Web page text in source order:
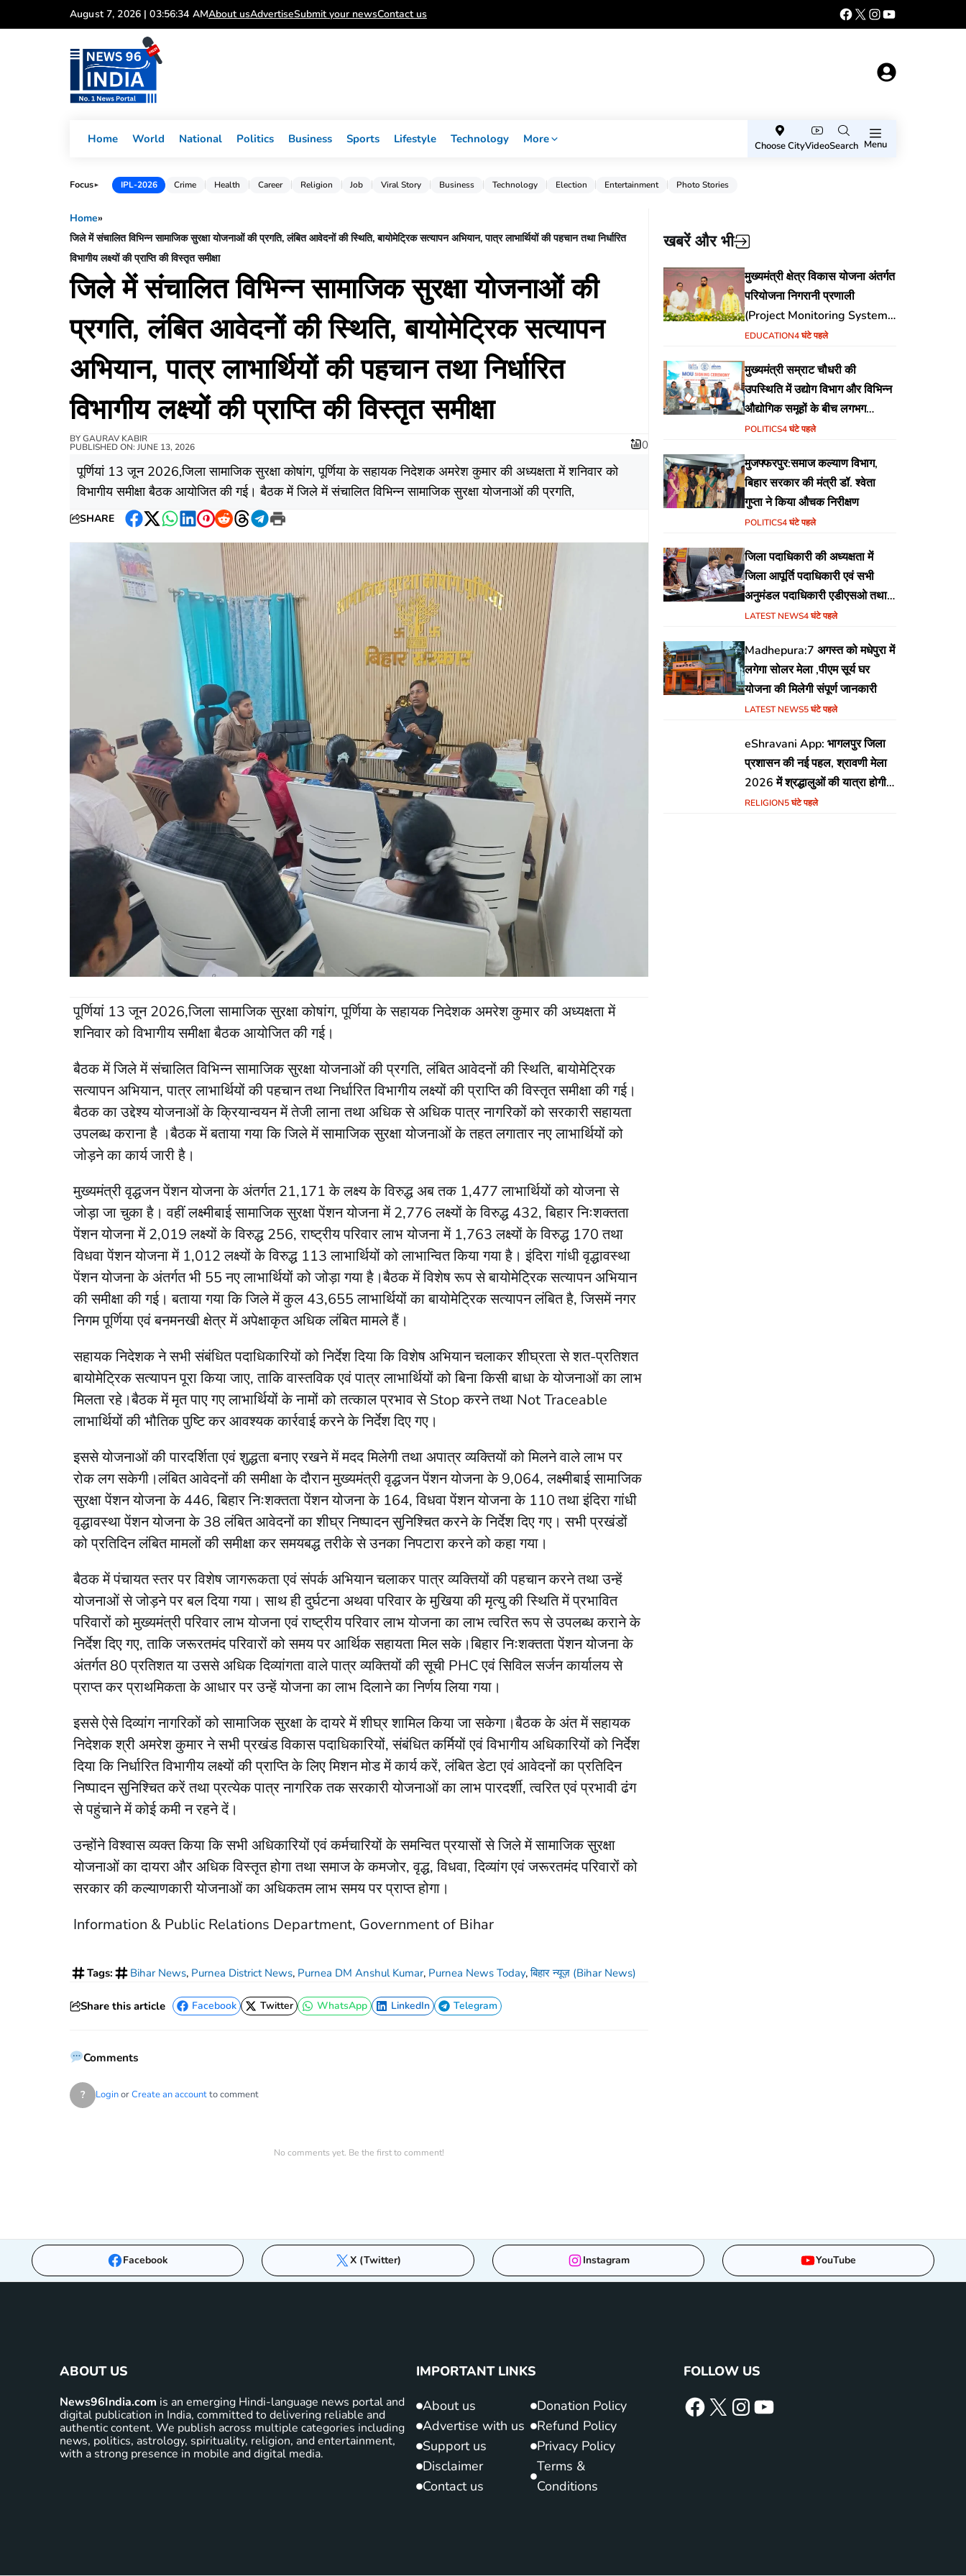
to
August 7, 2026 | 03:56:35 AMAbout usAdvertiseSubmit your newsContact us
Home World National Politics Business Sports Lifestyle Technology More
Choose CityVideoSearch Menu
Focus► IPL-2026 Crime Health Career Religion Job Viral Story Business Technology Election Entertainment Photo Stories
Home»
जिले में संचालित विभिन्न सामाजिक सुरक्षा योजनाओं की प्रगति, लंबित आवेदनों की स्थिति, बायोमेट्रिक सत्यापन अभियान, पात्र लाभार्थियों की पहचान तथा निर्धारित
विभागीय लक्ष्यों की प्राप्ति की विस्तृत समीक्षा
जिले में संचालित विभिन्न सामाजिक सुरक्षा योजनाओं की
प्रगति, लंबित आवेदनों की स्थिति, बायोमेट्रिक सत्यापन
अभियान, पात्र लाभार्थियों की पहचान तथा निर्धारित
विभागीय लक्ष्यों की प्राप्ति की विस्तृत समीक्षा
BYGAURAV KABIR
PUBLISHED ON: JUNE 13, 2026 0
पूर्णियां 13 जून 2026,जिला सामाजिक सुरक्षा कोषांग, पूर्णिया के सहायक निदेशक अमरेश कुमार की अध्यक्षता में शनिवार को
विभागीय समीक्षा बैठक आयोजित की गई। बैठक में जिले में संचालित विभिन्न सामाजिक सुरक्षा योजनाओं की प्रगति,
SHARE
Facebook
Twitter
WhatsApp
LinkedIn
Pinterest
RedditThreads
Telegram
Print
पूर्णियां 13 जून 2026,जिला सामाजिक सुरक्षा कोषांग, पूर्णिया के सहायक निदेशक अमरेश कुमार की अध्यक्षता में
शनिवार को विभागीय समीक्षा बैठक आयोजित की गई।
बैठक में जिले में संचालित विभिन्न सामाजिक सुरक्षा योजनाओं की प्रगति, लंबित आवेदनों की स्थिति, बायोमेट्रिक
सत्यापन अभियान, पात्र लाभार्थियों की पहचान तथा निर्धारित विभागीय लक्ष्यों की प्राप्ति की विस्तृत समीक्षा की गई।
बैठक का उद्देश्य योजनाओं के क्रियान्वयन में तेजी लाना तथा अधिक से अधिक पात्र नागरिकों को सरकारी सहायता
उपलब्ध कराना है ।बैठक में बताया गया कि जिले में सामाजिक सुरक्षा योजनाओं के तहत लगातार नए लाभार्थियों को
जोड़ने का कार्य जारी है।
मुख्यमंत्री वृद्धजन पेंशन योजना के अंतर्गत 21,171 के लक्ष्य के विरुद्ध अब तक 1,477 लाभार्थियों को योजना से
जोड़ा जा चुका है। वहीं लक्ष्मीबाई सामाजिक सुरक्षा पेंशन योजना में 2,776 लक्ष्यों के विरुद्ध 432, बिहार निःशक्तता
पेंशन योजना में 2,019 लक्ष्यों के विरुद्ध 256, राष्ट्रीय परिवार लाभ योजना में 1,763 लक्ष्यों के विरुद्ध 170 तथा
विधवा पेंशन योजना में 1,012 लक्ष्यों के विरुद्ध 113 लाभार्थियों को लाभान्वित किया गया है। इंदिरा गांधी वृद्धावस्था
पेंशन योजना के अंतर्गत भी 55 नए लाभार्थियों को जोड़ा गया है।बैठक में विशेष रूप से बायोमेट्रिक सत्यापन अभियान
की समीक्षा की गई। बताया गया कि जिले में कुल 43,655 लाभार्थियों का बायोमेट्रिक सत्यापन लंबित है, जिसमें नगर
निगम पूर्णिया एवं बनमनखी क्षेत्र में अपेक्षाकृत अधिक लंबित मामले हैं।
सहायक निदेशक ने सभी संबंधित पदाधिकारियों को निर्देश दिया कि विशेष अभियान चलाकर शीघ्रता से शत-प्रतिशत
बायोमेट्रिक सत्यापन पूरा किया जाए, ताकि वास्तविक एवं पात्र लाभार्थियों को बिना किसी बाधा के योजनाओं का लाभ
मिलता रहे।बैठक में मृत पाए गए लाभार्थियों के नामों को तत्काल प्रभाव से Stop करने तथा Not Traceable
लाभार्थियों की भौतिक पुष्टि कर आवश्यक कार्रवाई करने के निर्देश दिए गए।
इससे योजनाओं की पारदर्शिता एवं शुद्धता बनाए रखने में मदद मिलेगी तथा अपात्र व्यक्तियों को मिलने वाले लाभ पर
रोक लग सकेगी।लंबित आवेदनों की समीक्षा के दौरान मुख्यमंत्री वृद्धजन पेंशन योजना के 9,064, लक्ष्मीबाई सामाजिक
सुरक्षा पेंशन योजना के 446, बिहार निःशक्तता पेंशन योजना के 164, विधवा पेंशन योजना के 110 तथा इंदिरा गांधी
वृद्धावस्था पेंशन योजना के 38 लंबित आवेदनों का शीघ्र निष्पादन सुनिश्चित करने के निर्देश दिए गए। सभी प्रखंडों
को प्रतिदिन लंबित मामलों की समीक्षा कर समयबद्ध तरीके से उनका निपटारा करने को कहा गया।
बैठक में पंचायत स्तर पर विशेष जागरूकता एवं संपर्क अभियान चलाकर पात्र व्यक्तियों की पहचान करने तथा उन्हें
योजनाओं से जोड़ने पर बल दिया गया। साथ ही दुर्घटना अथवा परिवार के मुखिया की मृत्यु की स्थिति में प्रभावित
परिवारों को मुख्यमंत्री परिवार लाभ योजना एवं राष्ट्रीय परिवार लाभ योजना का लाभ त्वरित रूप से उपलब्ध कराने के
निर्देश दिए गए, ताकि जरूरतमंद परिवारों को समय पर आर्थिक सहायता मिल सके।बिहार निःशक्तता पेंशन योजना के
अंतर्गत 80 प्रतिशत या उससे अधिक दिव्यांगता वाले पात्र व्यक्तियों की सूची PHC एवं सिविल सर्जन कार्यालय से
प्राप्त कर प्राथमिकता के आधार पर उन्हें योजना का लाभ दिलाने का निर्णय लिया गया।
इससे ऐसे दिव्यांग नागरिकों को सामाजिक सुरक्षा के दायरे में शीघ्र शामिल किया जा सकेगा।बैठक के अंत में सहायक
निदेशक श्री अमरेश कुमार ने सभी प्रखंड विकास पदाधिकारियों, संबंधित कर्मियों एवं विभागीय अधिकारियों को निर्देश
दिया कि निर्धारित विभागीय लक्ष्यों की प्राप्ति के लिए मिशन मोड में कार्य करें, लंबित डेटा एवं आवेदनों का प्रतिदिन
निष्पादन सुनिश्चित करें तथा प्रत्येक पात्र नागरिक तक सरकारी योजनाओं का लाभ पारदर्शी, त्वरित एवं प्रभावी ढंग
से पहुंचाने में कोई कमी न रहने दें।
उन्होंने विश्वास व्यक्त किया कि सभी अधिकारियों एवं कर्मचारियों के समन्वित प्रयासों से जिले में सामाजिक सुरक्षा
योजनाओं का दायरा और अधिक विस्तृत होगा तथा समाज के कमजोर, वृद्ध, विधवा, दिव्यांग एवं जरूरतमंद परिवारों को
सरकार की कल्याणकारी योजनाओं का अधिकतम लाभ समय पर प्राप्त होगा।
Information & Public Relations Department, Government of Bihar
Tags: Bihar News, Purnea District News, Purnea DM Anshul Kumar, Purnea News Today,बिहार न्यूज़ (Bihar News)
Share this article
Facebook
Facebook
Twitter
Twitter
WhatsApp
WhatsApp
LinkedIn
LinkedIn
Telegram
Telegram
Comments
? LoginorCreate an accountto comment
No comments yet. Be the first to comment!
खबरें और भी
मुख्यमंत्री क्षेत्र विकास योजना अंतर्गत
परियोजना निगरानी प्रणाली
(Project Monitoring System)
वेब पोर्टल का शुभारंभ
EDUCATION4 घंटे पहले
मुख्यमंत्री सम्राट चौधरी की
उपस्थिति में उद्योग विभाग और विभिन्न
औद्योगिक समूहों के बीच लगभग
₹51,600 करोड़ के निवेश हेतु
POLITICS4 घंटे पहले
मुजफ्फरपुर:समाज कल्याण विभाग,
बिहार सरकार की मंत्री डॉ. श्वेता
गुप्ता ने किया औचक निरीक्षण
POLITICS4 घंटे पहले
जिला पदाधिकारी की अध्यक्षता में
जिला आपूर्ति पदाधिकारी एवं सभी
अनुमंडल पदाधिकारी एडीएसओ तथा
एमोओ के साथ समीक्षा बैठक का
LATEST NEWS4 घंटे पहले
Madhepura:7 अगस्त को मधेपुरा में
लगेगा सोलर मेला ,पीएम सूर्य घर
योजना की मिलेगी संपूर्ण जानकारी
LATEST NEWS5 घंटे पहले
eShravani App: भागलपुर जिला
प्रशासन की नई पहल, श्रावणी मेला
2026 में श्रद्धालुओं की यात्रा होगी
सुरक्षित और सुगम
RELIGION5 घंटे पहले
Facebook X (Twitter) Instagram YouTube
ABOUT US
News96India.com is an emerging Hindi-language news portal and
digital publication in India, committed to delivering reliable and
authentic content. We publish across multiple categories including
news, politics, astrology, spirituality, religion, and entertainment,
with a strong presence in mobile and digital media.
IMPORTANT LINKS
About us
Advertise with us
Support us
Disclaimer
Contact us
Donation Policy
Refund Policy
Privacy Policy
Terms &
Conditions
FOLLOW US